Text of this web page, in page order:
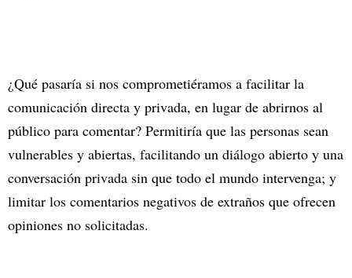
¿Qué pasaría si nos comprometiéramos a facilitar la
comunicación directa y privada, en lugar de abrirnos al
público para comentar? Permitiría que las personas sean
vulnerables y abiertas, facilitando un diálogo abierto y una
conversación privada sin que todo el mundo intervenga; y
limitar los comentarios negativos de extraños que ofrecen
opiniones no solicitadas.